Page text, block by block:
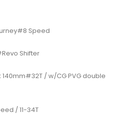
Speed
Shifter
/ w/CG PVG double
/ 11-34T